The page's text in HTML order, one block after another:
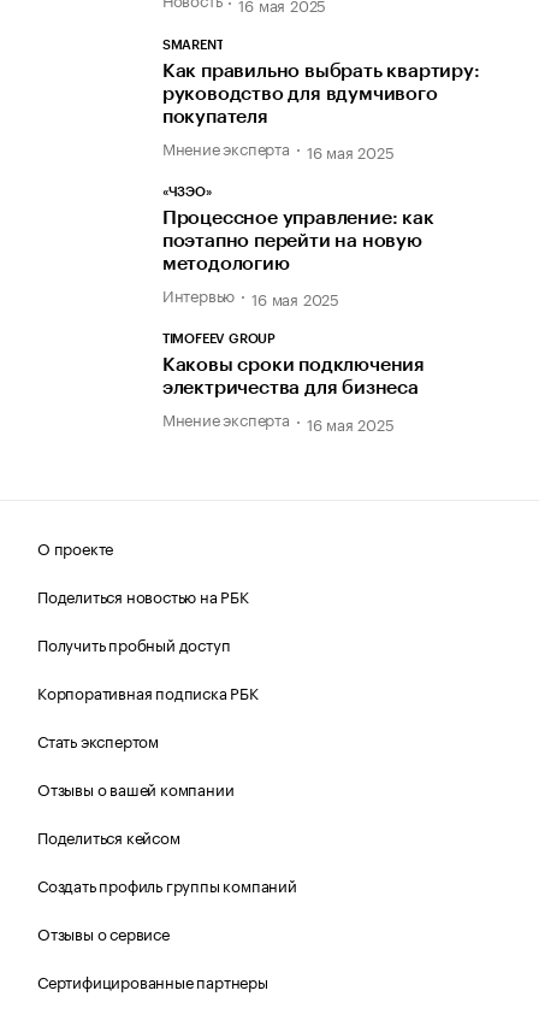
SMARENT
Как правильно выбрать квартиру:
руководство для вдумчивого
покупателя
Мнение эксперта 16 мая 2025
«ЧЗЭО»
Процессное управление: как
поэтапно перейти на новую
методологию
Интервью 16 мая 2025
TIMOFEEV GROUP
Каковы сроки подключения
электричества для бизнеса
Мнение эксперта 16 мая 2025
О проекте
Поделиться новостью на РБК
Получить пробный доступ
Корпоративная подписка РБК
Стать экспертом
Отзывы о вашей компании
Поделиться кейсом
Создать профиль группы компаний
Отзывы о сервисе
Сертифицированные партнеры